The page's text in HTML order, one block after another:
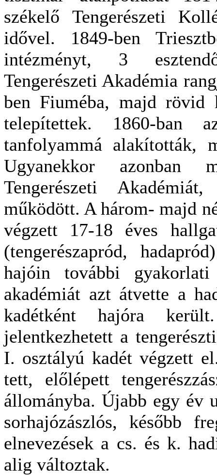
székelő Tengerészeti
idővel. 1849-ben
intézményt, 3
Tengerészeti Akadémia
ben Fiuméba, majd rövid
telepítettek. 1860-ban
tanfolyammá alakították,
Ugyanekkor azonban
Tengerészeti
működött. A három- majd
végzett 17-18 éves
(tengerészapród,
hajóin további
akadémiát azt átvette a
kadétként hajóra
jelentkezhetett a
I. osztályú kadét végzett
tett, előlépett
állományba. Újabb egy év
sorhajózászlós, később
elnevezések a cs. és k.
alig változtak.